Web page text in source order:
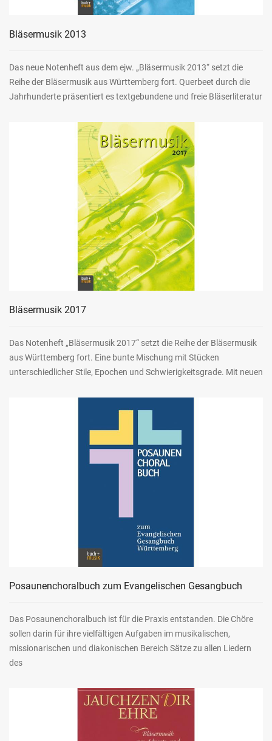
Bläsermusik 2013
Das neue Notenheft aus dem ejw. „Bläsermusik 2013“ setzt die
Reihe der Bläsermusik aus Württemberg fort. Querbeet durch die
Jahrhunderte präsentiert es textgebundene und freie Bläserliteratur
Bläsermusik 2017
Das Notenheft „Bläsermusik 2017“ setzt die Reihe der Bläsermusik
aus Württemberg fort. Eine bunte Mischung mit Stücken
unterschiedlicher Stile, Epochen und Schwierigkeitsgrade. Mit neuen
Posaunenchoralbuch zum Evangelischen Gesangbuch
Das Posaunenchoralbuch ist für die Praxis entstanden. Die Chöre
sollen darin für ihre vielfältigen Aufgaben im musikalischen,
missionarischen und diakonischen Bereich Sätze zu allen Liedern
des